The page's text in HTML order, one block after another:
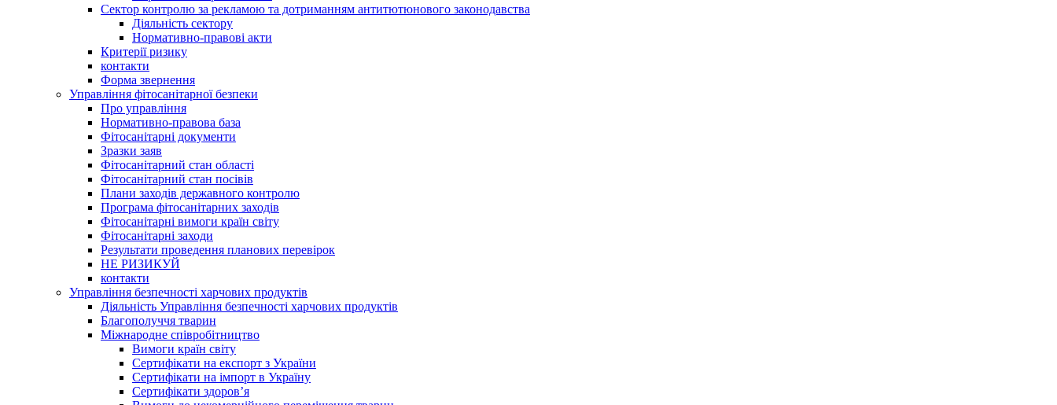
Сектор контролю за рекламою та дотриманням антитютюнового законодавства
Діяльність сектору
Нормативно-правові акти
Критерії ризику
контакти
Форма звернення
Управління фітосанітарної безпеки
Про управління
Нормативно-правова база
Фітосанітарні документи
Зразки заяв
Фітосанітарний стан області
Фітосанітарний стан посівів
Плани заходів державного контролю
Програма фітосанітарних заходів
Фітосанітарні вимоги країн світу
Фітосанітарні заходи
Результати проведення планових перевірок
НЕ РИЗИКУЙ
контакти
Управління безпечності харчових продуктів
Діяльність Управління безпечності харчових продуктів
Благополуччя тварин
Міжнародне співробітництво
Вимоги країн світу
Сертифікати на експорт з України
Сертифікати на імпорт в Україну
Сертифікати здоров’я